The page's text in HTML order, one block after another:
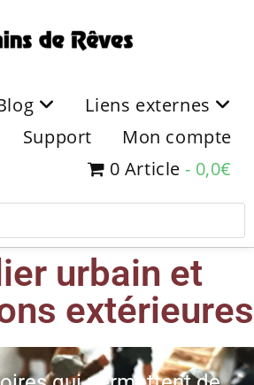
Liens externes
Support
Mon compte
0 Article
0,0€
urbain et
extérieures